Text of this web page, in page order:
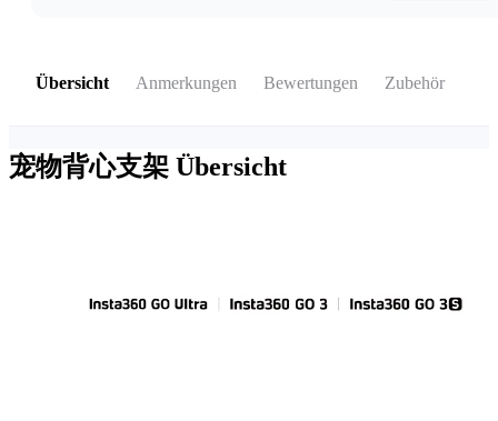
Übersicht Anmerkungen Bewertungen Zubehör
宠物背心支架 Übersicht